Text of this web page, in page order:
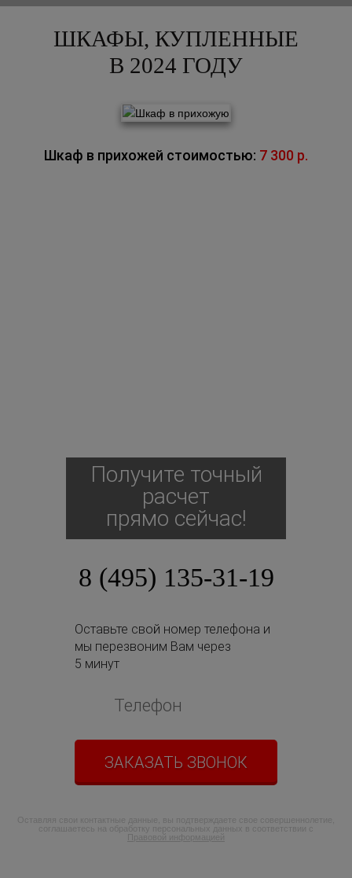
ШКАФЫ, КУПЛЕННЫЕ
В 2024 ГОДУ
Шкаф в прихожей стоимостью: 7 300 р.
Получите точный
расчет
прямо сейчас!
8 (495) 135-31-19
Оставьте свой номер телефона и
мы перезвоним Вам через
5 минут
ЗАКАЗАТЬ ЗВОНОК
Оставляя свои контактные данные, вы подтверждаете свое совершеннолетие,
соглашаетесь на обработку персональных данных в соответствии с
Правовой информацией